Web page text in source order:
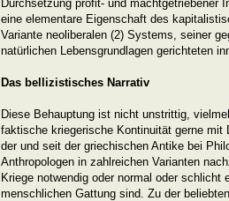
Durchsetzung profit- und machtgetriebener
eine elementare Eigenschaft des
Variante neoliberalen (2) Systems, seiner
natürlichen Lebensgrundlagen gerichteten
Das bellizistisches Narrativ
Diese Behauptung ist nicht unstrittig,
faktische kriegerische Kontinuität gerne mit
der und seit der griechischen Antike bei
Anthropologen in zahlreichen Varianten
Kriege notwendig oder normal oder schlicht
menschlichen Gattung sind. Zu der